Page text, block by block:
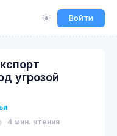
Войти
угрозой
4 мин. чтения